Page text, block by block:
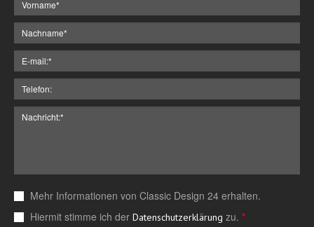
Mehr Informationen von Classic Design 24 erhalten.
Hiermit stimme ich der Datenschutzerklärung zu. *